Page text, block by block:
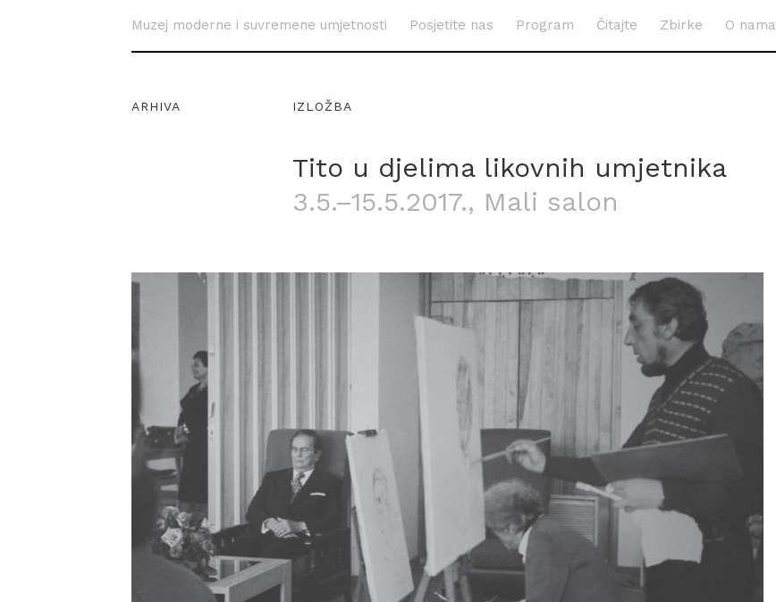
Muzej moderne i suvremene umjetnosti Posjetite nas Program Čitajte Zbirke O nama
ARHIVA IZLOŽBA
Tito u djelima likovnih umjetnika
3.5.–15.5.2017., Mali salon